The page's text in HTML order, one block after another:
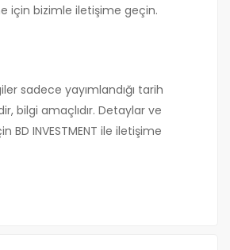
için bizimle iletişime geçin.
sadece yayımlandığı tarih
bilgi amaçlıdır. Detaylar ve
BD INVESTMENT ile iletişime